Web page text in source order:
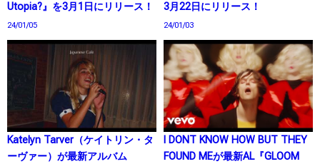
Utopia?』を3月1日にリリース！
24/01/05
3月22日にリリース！
24/01/03
Katelyn Tarver（ケイトリン・タ
ーヴァー）が最新アルバム
I DONT KNOW HOW BUT THEY
FOUND MEが最新AL『GLOOM